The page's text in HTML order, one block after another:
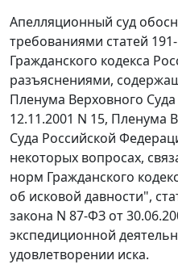
Апелляционный суд
требованиями статей
Гражданского кодекса
разъяснениями,
Пленума Верховного
12.11.2001 N 15, Пленума
Суда Российской
некоторых вопросах,
норм Гражданского
об исковой давности",
закона N 87-ФЗ от
экспедиционной
удовлетворении иска.